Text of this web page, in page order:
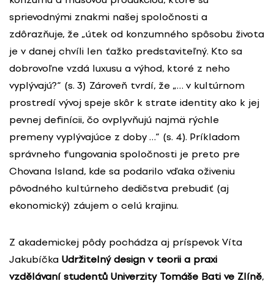
sprievodnými znakmi našej spoločnosti a
zdôrazňuje, že „útek od konzumného spôsobu života
je v danej chvíli len ťažko predstaviteľný. Kto sa
dobrovoľne vzdá luxusu a výhod, ktoré z neho
vyplývajú?“ (s. 3) Zároveň tvrdí, že „… v kultúrnom
prostredí vývoj speje skôr k strate identity ako k jej
pevnej definícii, čo ovplyvňujú najmä rýchle
premeny vyplývajúce z doby …“ (s. 4). Príkladom
správneho fungovania spoločnosti je preto pre
Chovana Island, kde sa podarilo vďaka oživeniu
pôvodného kultúrneho dedičstva prebudiť (aj
ekonomický) záujem o celú krajinu.
Z akademickej pôdy pochádza aj príspevok Víta
Jakubíčka Udržitelný design v teorii a praxi
vzdělávaní studentů Univerzity Tomáše Bati ve Zlíně,